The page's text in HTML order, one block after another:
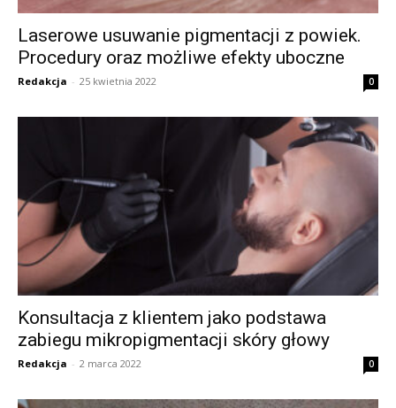
Laserowe usuwanie pigmentacji z powiek.
Procedury oraz możliwe efekty uboczne
Redakcja - 25 kwietnia 2022 0
Konsultacja z klientem jako podstawa
zabiegu mikropigmentacji skóry głowy
Redakcja - 2 marca 2022 0